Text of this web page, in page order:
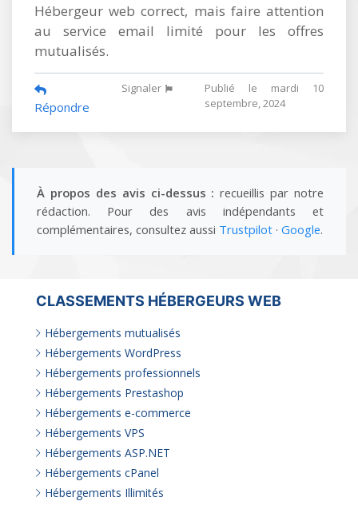
Hébergeur web correct, mais faire attention
au service email limité pour les offres
mutualisés.
Répondre
Signaler
Publié le mardi 10
septembre, 2024
À propos des avis ci-dessus : recueillis par notre
rédaction. Pour des avis indépendants et
complémentaires, consultez aussi Trustpilot · Google.
CLASSEMENTS HÉBERGEURS WEB
Hébergements mutualisés
Hébergements WordPress
Hébergements professionnels
Hébergements Prestashop
Hébergements e-commerce
Hébergements VPS
Hébergements ASP.NET
Hébergements cPanel
Hébergements Illimités